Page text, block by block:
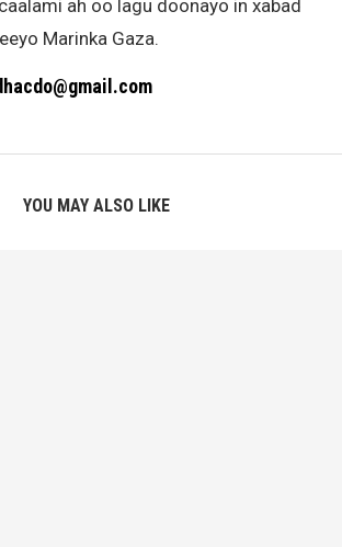
ah oo lagu doonayo in xabad
Marinka Gaza.
YOU MAY ALSO LIKE